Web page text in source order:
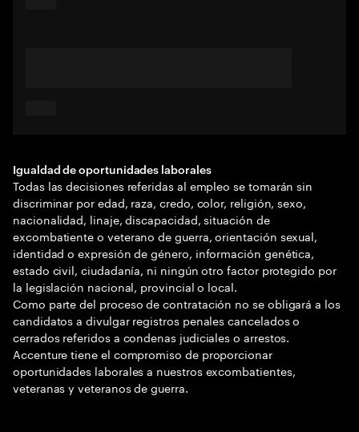
Igualdad de oportunidades laborales
Todas las decisiones referidas al empleo se tomarán sin
discriminar por edad, raza, credo, color, religión, sexo,
nacionalidad, linaje, discapacidad, situación de
excombatiente o veterano de guerra, orientación sexual,
identidad o expresión de género, información genética,
estado civil, ciudadanía, ni ningún otro factor protegido por
la legislación nacional, provincial o local.
Como parte del proceso de contratación no se obligará a los
candidatos a divulgar registros penales cancelados o
cerrados referidos a condenas judiciales o arrestos.
Accenture tiene el compromiso de proporcionar
oportunidades laborales a nuestros excombatientes,
veteranas y veteranos de guerra.